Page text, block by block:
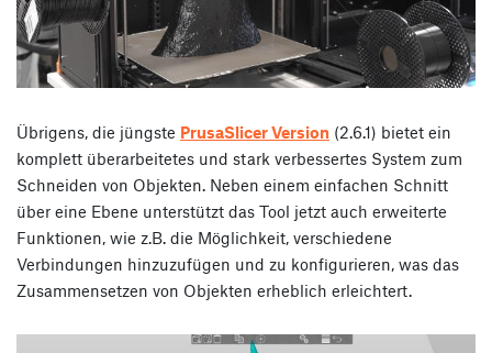
Übrigens, die jüngste PrusaSlicer Version (2.6.1) bietet ein
komplett überarbeitetes und stark verbessertes System zum
Schneiden von Objekten. Neben einem einfachen Schnitt
über eine Ebene unterstützt das Tool jetzt auch erweiterte
Funktionen, wie z.B. die Möglichkeit, verschiedene
Verbindungen hinzuzufügen und zu konfigurieren, was das
Zusammensetzen von Objekten erheblich erleichtert.